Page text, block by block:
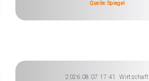
Quelle: Spiegel
2026.08.07 17:41Wirtschaft